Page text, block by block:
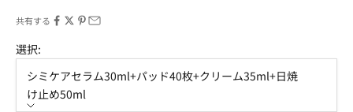
共有する
選択:
シミケアセラム30ml+パッド40枚+クリーム35ml+日焼
け止め50ml